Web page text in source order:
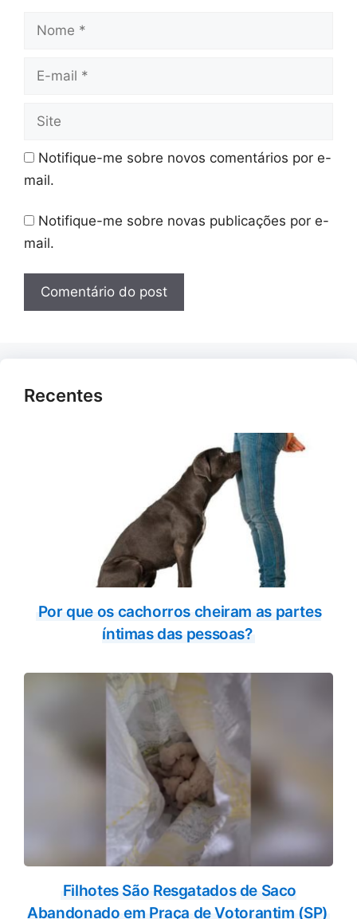
Nome
Site
Notifique-me sobre novos comentários por e-
mail.
Notifique-me sobre novas publicações por e-
mail.
Recentes
Por que os cachorros cheiram as partes
íntimas das pessoas?
Filhotes São Resgatados de Saco
Abandonado em Praça de Votorantim (SP)